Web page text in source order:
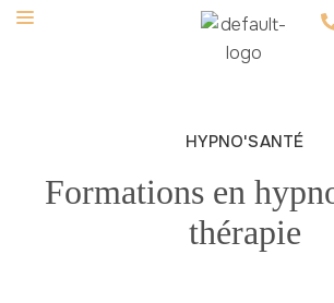
Formations en
thérapie
HYPNO'SANTÉ